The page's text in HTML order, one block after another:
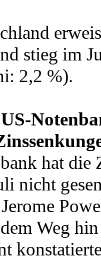
stieg im
2,2 %).
hat die
nicht
Weg